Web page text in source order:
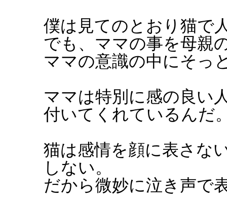
僕は見てのとおり猫で
でも、ママの事を母親
ママの意識の中にそっ
ママは特別に感の良い
付いてくれているんだ
猫は感情を顔に表さな
しない。
だから微妙に泣き声で